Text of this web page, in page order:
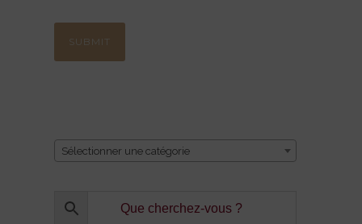
Sélectionner une catégorie